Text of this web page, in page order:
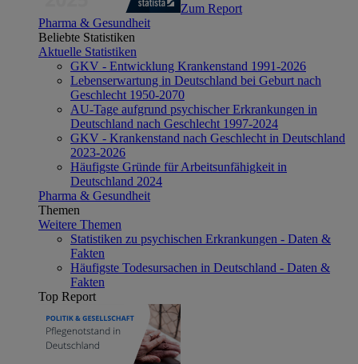
Zum Report
Pharma & Gesundheit
Beliebte Statistiken
Aktuelle Statistiken
GKV - Entwicklung Krankenstand 1991-2026
Lebenserwartung in Deutschland bei Geburt nach
Geschlecht 1950-2070
AU-Tage aufgrund psychischer Erkrankungen in
Deutschland nach Geschlecht 1997-2024
GKV - Krankenstand nach Geschlecht in Deutschland
2023-2026
Häufigste Gründe für Arbeitsunfähigkeit in
Deutschland 2024
Pharma & Gesundheit
Themen
Weitere Themen
Statistiken zu psychischen Erkrankungen - Daten &
Fakten
Häufigste Todesursachen in Deutschland - Daten &
Fakten
Top Report